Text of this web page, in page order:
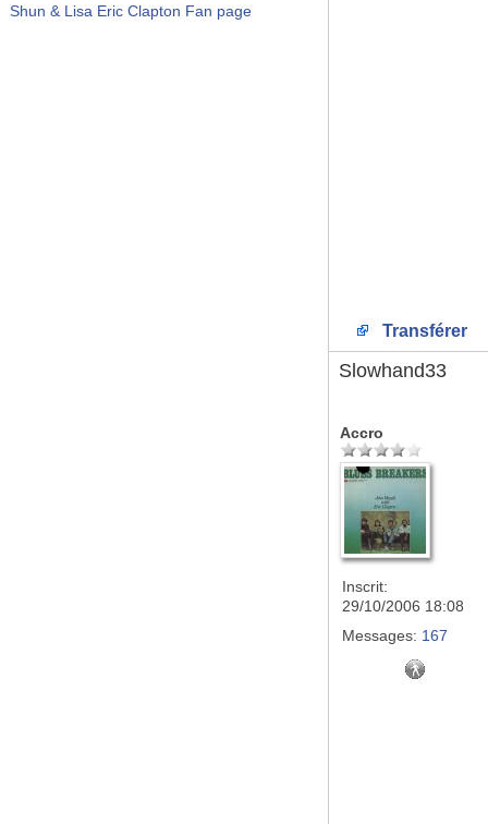
Shun & Lisa Eric Clapton Fan page
Transférer
Slowhand33
Accro
Inscrit:
29/10/2006 18:08
Messages: 167